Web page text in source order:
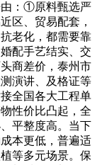
由：①原料甄选严
区、贸易配套，
老化，都需要靠
配手艺结实、交
商差价，泰州市
演讲、及格证等
全国各大工程单
性价比凸起，全
平整度高。当下
本更低，普遍适
等多元场景。保